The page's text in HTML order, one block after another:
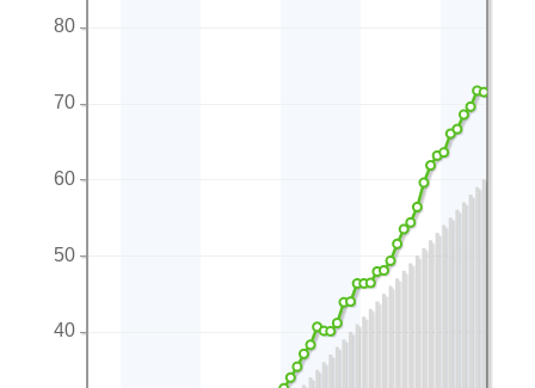
40
50
60
70
80